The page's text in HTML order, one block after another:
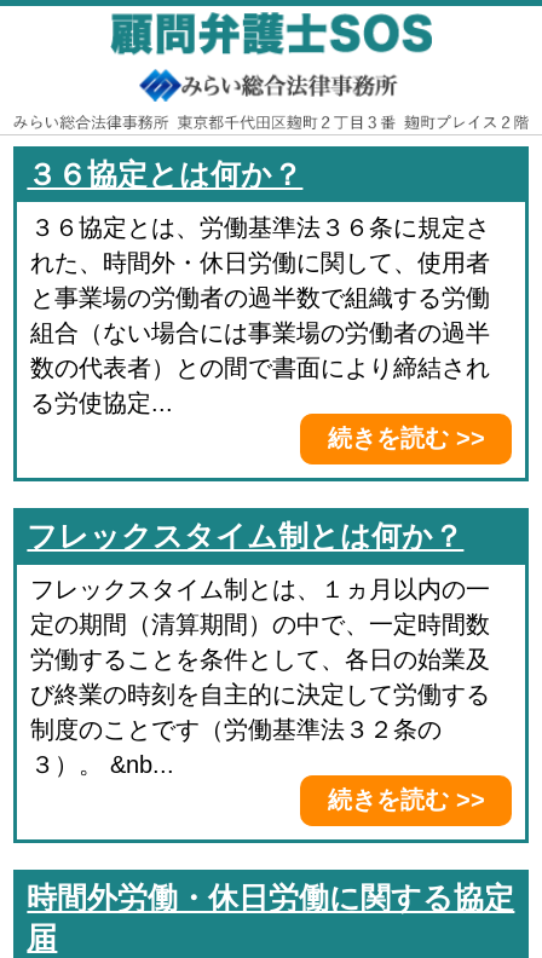
３６協定とは何か？
３６協定とは、労働基準法３６条に規定さ
れた、時間外・休日労働に関して、使用者
と事業場の労働者の過半数で組織する労働
組合（ない場合には事業場の労働者の過半
数の代表者）との間で書面により締結され
る労使協定...
続きを読む >>
フレックスタイム制とは何か？
フレックスタイム制とは、１ヵ月以内の一
定の期間（清算期間）の中で、一定時間数
労働することを条件として、各日の始業及
び終業の時刻を自主的に決定して労働する
制度のことです（労働基準法３２条の
３）。 &nb...
続きを読む >>
時間外労働・休日労働に関する協定
届